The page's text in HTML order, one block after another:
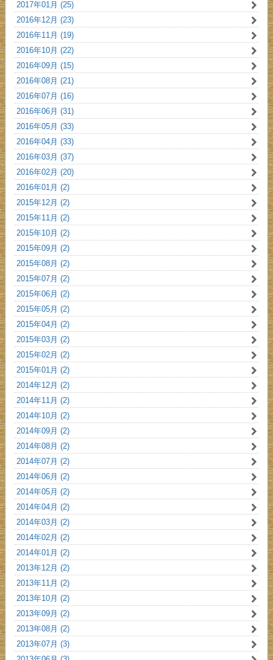
2017年01月 (25)
2016年12月 (23)
2016年11月 (19)
2016年10月 (22)
2016年09月 (15)
2016年08月 (21)
2016年07月 (16)
2016年06月 (31)
2016年05月 (33)
2016年04月 (33)
2016年03月 (37)
2016年02月 (20)
2016年01月 (2)
2015年12月 (2)
2015年11月 (2)
2015年10月 (2)
2015年09月 (2)
2015年08月 (2)
2015年07月 (2)
2015年06月 (2)
2015年05月 (2)
2015年04月 (2)
2015年03月 (2)
2015年02月 (2)
2015年01月 (2)
2014年12月 (2)
2014年11月 (2)
2014年10月 (2)
2014年09月 (2)
2014年08月 (2)
2014年07月 (2)
2014年06月 (2)
2014年05月 (2)
2014年04月 (2)
2014年03月 (2)
2014年02月 (2)
2014年01月 (2)
2013年12月 (2)
2013年11月 (2)
2013年10月 (2)
2013年09月 (2)
2013年08月 (2)
2013年07月 (3)